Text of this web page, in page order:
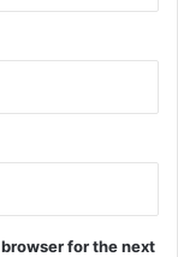
for the next